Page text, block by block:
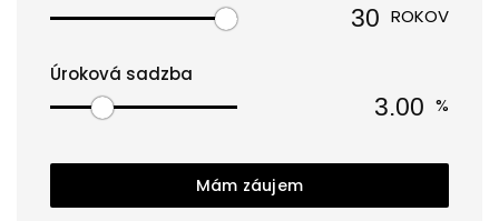
ROKOV
Úroková sadzba
%
Mám záujem